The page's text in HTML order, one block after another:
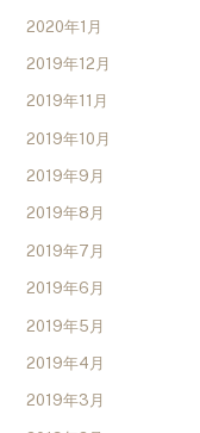
2020年1月
2019年12月
2019年11月
2019年10月
2019年9月
2019年8月
2019年7月
2019年6月
2019年5月
2019年4月
2019年3月